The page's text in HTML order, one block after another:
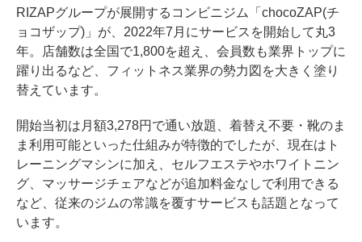
RIZAPグループが展開するコンビニジム「chocoZAP(チ
ョコザップ)」が、2022年7月にサービスを開始して丸3
年。店舗数は全国で1,800を超え、会員数も業界トップに
躍り出るなど、フィットネス業界の勢力図を大きく塗り
替えています。
開始当初は月額3,278円で通い放題、着替え不要・靴のま
ま利用可能といった仕組みが特徴的でしたが、現在はト
レーニングマシンに加え、セルフエステやホワイトニン
グ、マッサージチェアなどが追加料金なしで利用できる
など、従来のジムの常識を覆すサービスも話題となって
います。